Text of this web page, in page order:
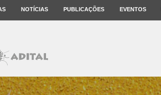
NOTÍCIAS PUBLICAÇÕES EVENTOS